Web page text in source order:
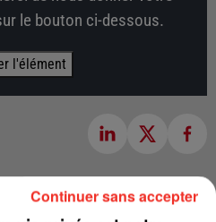
le bouton ci-dessous.
l'élément
Continuer sans accepter